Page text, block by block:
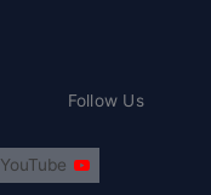
Follow Us
YouTube